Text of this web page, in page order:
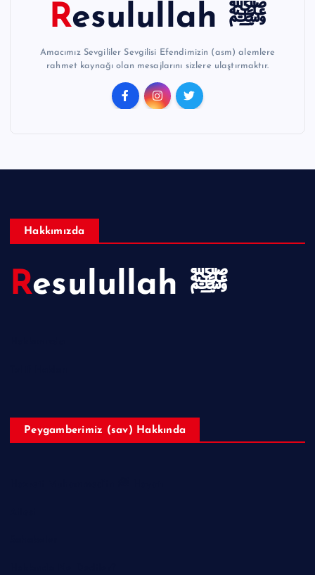
Resulullah ﷺ
Amacımız Sevgililer Sevgilisi Efendimizin (asm) alemlere
rahmet kaynağı olan mesajlarını sizlere ulaştırmaktır.
Hakkımızda
Resulullah ﷺ
Peygamberimiz (sav) Hakkında